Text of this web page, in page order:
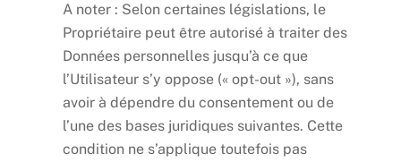
A noter : Selon certaines législations, le
Propriétaire peut être autorisé à traiter des
Données personnelles jusqu’à ce que
l’Utilisateur s’y oppose (« opt-out »), sans
avoir à dépendre du consentement ou de
l’une des bases juridiques suivantes. Cette
condition ne s’applique toutefois pas